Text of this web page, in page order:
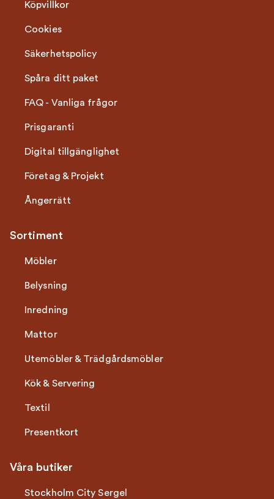
Köpvillkor
Cookies
Säkerhetspolicy
Spåra ditt paket
FAQ - Vanliga frågor
Prisgaranti
Digital tillgänglighet
Företag & Projekt
Ångerrätt
Sortiment
Möbler
Belysning
Inredning
Mattor
Utemöbler & Trädgårdsmöbler
Kök & Servering
Textil
Presentkort
Våra butiker
Stockholm City Sergel